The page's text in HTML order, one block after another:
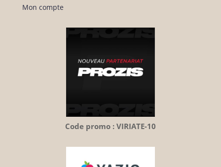
Mon compte
Code promo : VIRIATE-10